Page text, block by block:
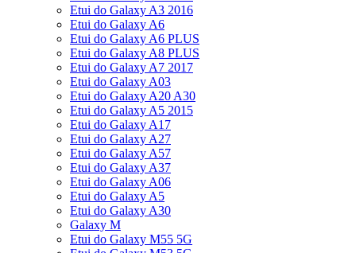
Etui do Galaxy A3 2016
Etui do Galaxy A6
Etui do Galaxy A6 PLUS
Etui do Galaxy A8 PLUS
Etui do Galaxy A7 2017
Etui do Galaxy A03
Etui do Galaxy A20 A30
Etui do Galaxy A5 2015
Etui do Galaxy A17
Etui do Galaxy A27
Etui do Galaxy A57
Etui do Galaxy A37
Etui do Galaxy A06
Etui do Galaxy A5
Etui do Galaxy A30
Galaxy M
Etui do Galaxy M55 5G